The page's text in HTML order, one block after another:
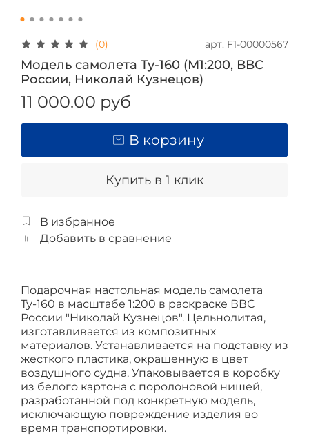
(0) арт. F1-00000567
Модель самолета Ту-160 (М1:200, ВВС
России, Николай Кузнецов)
11 000.00 руб
В корзину
Купить в 1 клик
В избранное
Добавить в сравнение
Подарочная настольная модель самолета
Ту-160 в масштабе 1:200 в раскраске ВВС
России "Николай Кузнецов". Цельнолитая,
изготавливается из композитных
материалов. Устанавливается на подставку из
жесткого пластика, окрашенную в цвет
воздушного судна. Упаковывается в коробку
из белого картона с поролоновой нишей,
разработанной под конкретную модель,
исключающую повреждение изделия во
время транспортировки.